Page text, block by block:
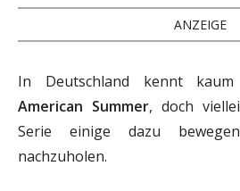
ANZEIGE
In Deutschland kennt
American Summer, doch
Serie einige dazu
nachzuholen.